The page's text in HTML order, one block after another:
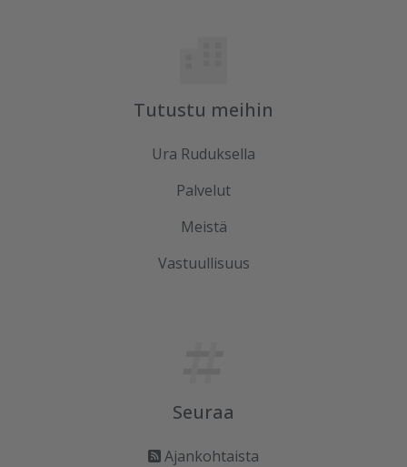
Tutustu meihin
Ura Ruduksella
Palvelut
Meistä
Vastuullisuus
Seuraa
Ajankohtaista